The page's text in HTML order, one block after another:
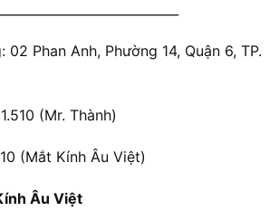
Phan Anh, Phường 14, Quận 6, TP.
(Mr. Thành)
(Mắt Kính Âu Việt)
Âu Việt